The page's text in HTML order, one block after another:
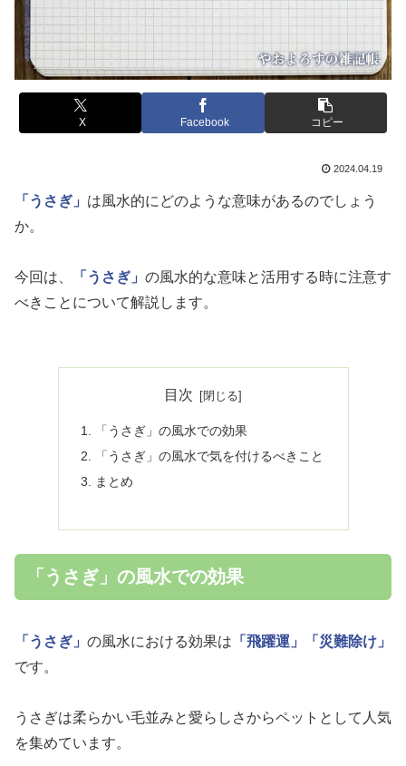
X Facebook コピー
2024.04.19
「うさぎ」 は風水的にどのような意味があるのでしょう
か。
今回は、 「うさぎ」 の風水的な意味と活用する時に注意す
べきことについて解説します。
目次
「うさぎ」の風水での効果
「うさぎ」の風水で気を付けるべきこと
まとめ
「うさぎ」の風水での効果
「うさぎ」 の風水における効果は 「飛躍運」
「災難除け」
です。
うさぎは柔らかい毛並みと愛らしさからペットとして人気
を集めています。